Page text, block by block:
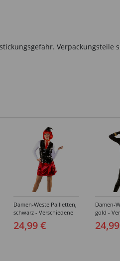
Verpackungsteile
Damen-Weste Pailletten,
schwarz - Verschiedene
Größen (34-52)
24,99 €
Damen-
gold -
Größen